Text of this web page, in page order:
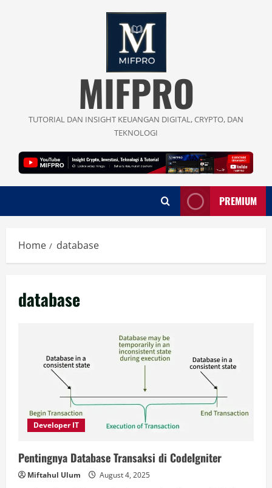
MIFPRO
TUTORIAL DAN INSIGHT KEUANGAN DIGITAL, CRYPTO, DAN
TEKNOLOGI
PREMIUM
Home database
database
Developer IT
Pentingnya Database Transaksi di CodeIgniter
Miftahul Ulum August 4, 2025